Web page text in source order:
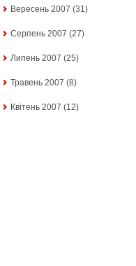
Вересень 2007 (31)
Серпень 2007 (27)
Липень 2007 (25)
Травень 2007 (8)
Квітень 2007 (12)